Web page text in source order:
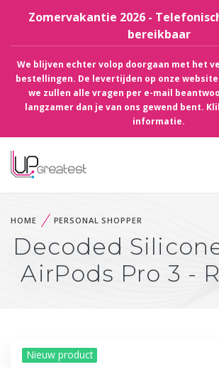
Zomervakantie 2026 -
bereikbaar
We blijven echter volop doorgaan met het
bestellingen. De levertijden op onze
we zullen alle vragen per e-mail
langzamer dan je van ons gewend bent.
informatie.
HOME PERSONAL SHOPPER
Decoded
AirPods Pro 3 -
Nieuw product